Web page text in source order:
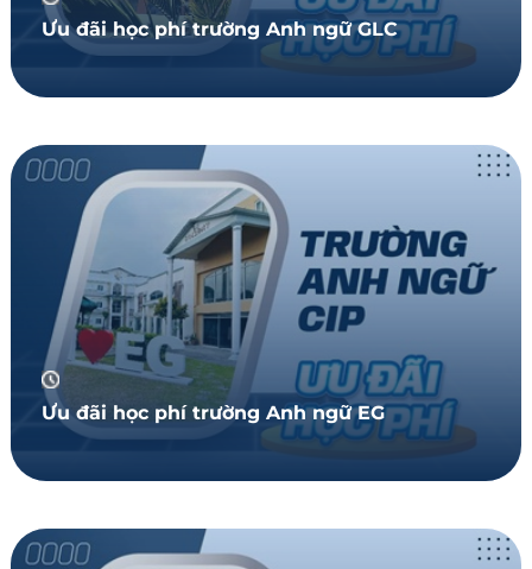
Ưu đãi học phí trường Anh ngữ GLC
Ưu đãi học phí trường Anh ngữ EG